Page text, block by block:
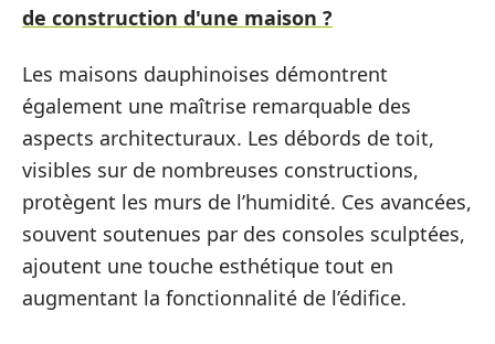
de construction d'une maison ?
Les maisons dauphinoises démontrent
également une maîtrise remarquable des
aspects architecturaux. Les débords de toit,
visibles sur de nombreuses constructions,
protègent les murs de l’humidité. Ces avancées,
souvent soutenues par des consoles sculptées,
ajoutent une touche esthétique tout en
augmentant la fonctionnalité de l’édifice.